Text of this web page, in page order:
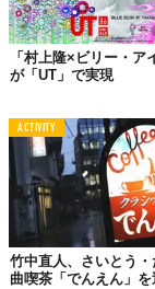
「村上隆×ビリー・ア
が「UT」で実現
ACTIVITY
竹中直人、さいとう
曲喫茶「でんえん」を